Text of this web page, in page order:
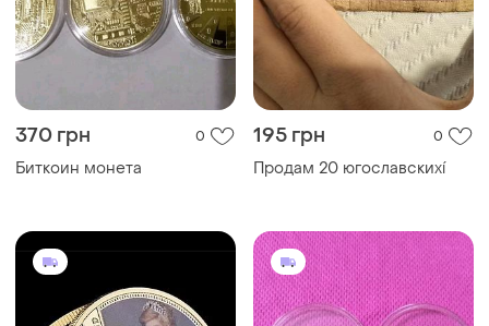
370 грн 0
Биткоин монета
195 грн 0
Продам 20 югославскихí